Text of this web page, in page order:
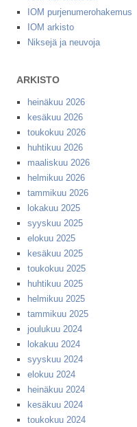
IOM purjenumerohakemus
IOM arkisto
Niksejä ja neuvoja
ARKISTO
heinäkuu 2026
kesäkuu 2026
toukokuu 2026
huhtikuu 2026
maaliskuu 2026
helmikuu 2026
tammikuu 2026
lokakuu 2025
syyskuu 2025
elokuu 2025
kesäkuu 2025
toukokuu 2025
huhtikuu 2025
helmikuu 2025
tammikuu 2025
joulukuu 2024
lokakuu 2024
syyskuu 2024
elokuu 2024
heinäkuu 2024
kesäkuu 2024
toukokuu 2024